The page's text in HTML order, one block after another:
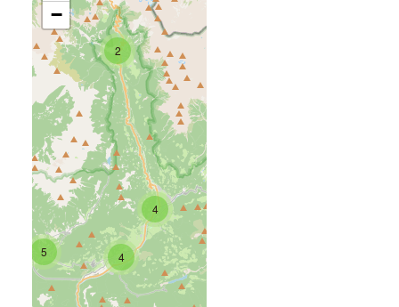
2
4
4
5
−